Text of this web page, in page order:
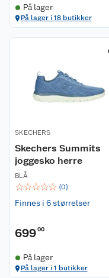
På lager
På lager i 18 butikker
SKECHERS
Skechers Summits
joggesko herre
BLÅ
☆☆☆☆☆ (0)
Finnes i 6 størrelser
69900
På lager
På lager i 1 butikker